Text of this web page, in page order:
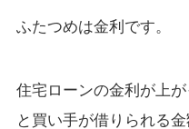
ふたつめは金利です。
住宅ローンの金利が上
と買い手が借りられる金